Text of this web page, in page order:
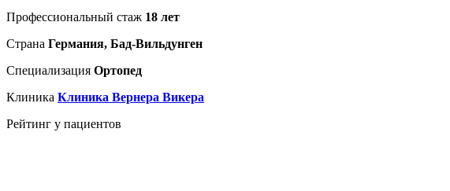
Профессиональный стаж 18 лет
Страна Германия, Бад-Вильдунген
Специализация Ортопед
Клиника Клиника Вернера Викера
Рейтинг у пациентов